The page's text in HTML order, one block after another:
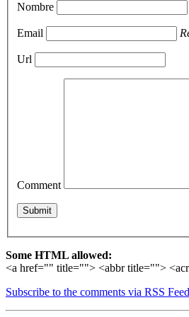
Nombre
Email
Url
Comment
Some HTML allowed:
<a href="" title=""> <abbr title="">
Subscribe to the comments via RSS Feed